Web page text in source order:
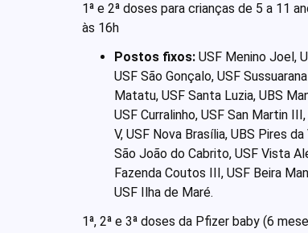
1ª e 2ª doses para crianças de 5 a 11
às 16h
Postos fixos: USF Menino Joel,
USF São Gonçalo, USF
Matatu, USF Santa Luzia, UBS
USF Curralinho, USF San Martin
V, USF Nova Brasília, UBS Pires
São João do Cabrito, USF Vista
Fazenda Coutos III, USF Beira
USF Ilha de Maré.
1ª, 2ª e 3ª doses da Pfizer baby (6